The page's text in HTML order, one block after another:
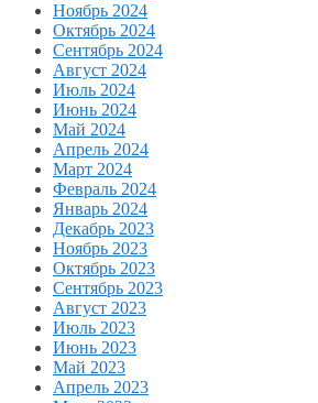
Ноябрь 2024
Октябрь 2024
Сентябрь 2024
Август 2024
Июль 2024
Июнь 2024
Май 2024
Апрель 2024
Март 2024
Февраль 2024
Январь 2024
Декабрь 2023
Ноябрь 2023
Октябрь 2023
Сентябрь 2023
Август 2023
Июль 2023
Июнь 2023
Май 2023
Апрель 2023